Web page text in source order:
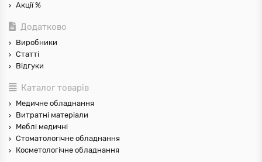
Акції %
Додатково
Виробники
Статті
Відгуки
Каталог товарів
Медичне обладнання
Витратні матеріали
Меблі медичні
Стоматологічне обладнання
Косметологічне обладнання